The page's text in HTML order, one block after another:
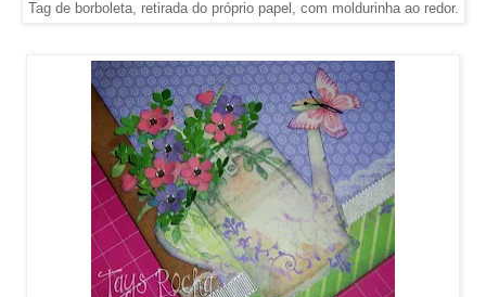
Tag de borboleta, retirada do próprio papel, com moldurinha ao redor.